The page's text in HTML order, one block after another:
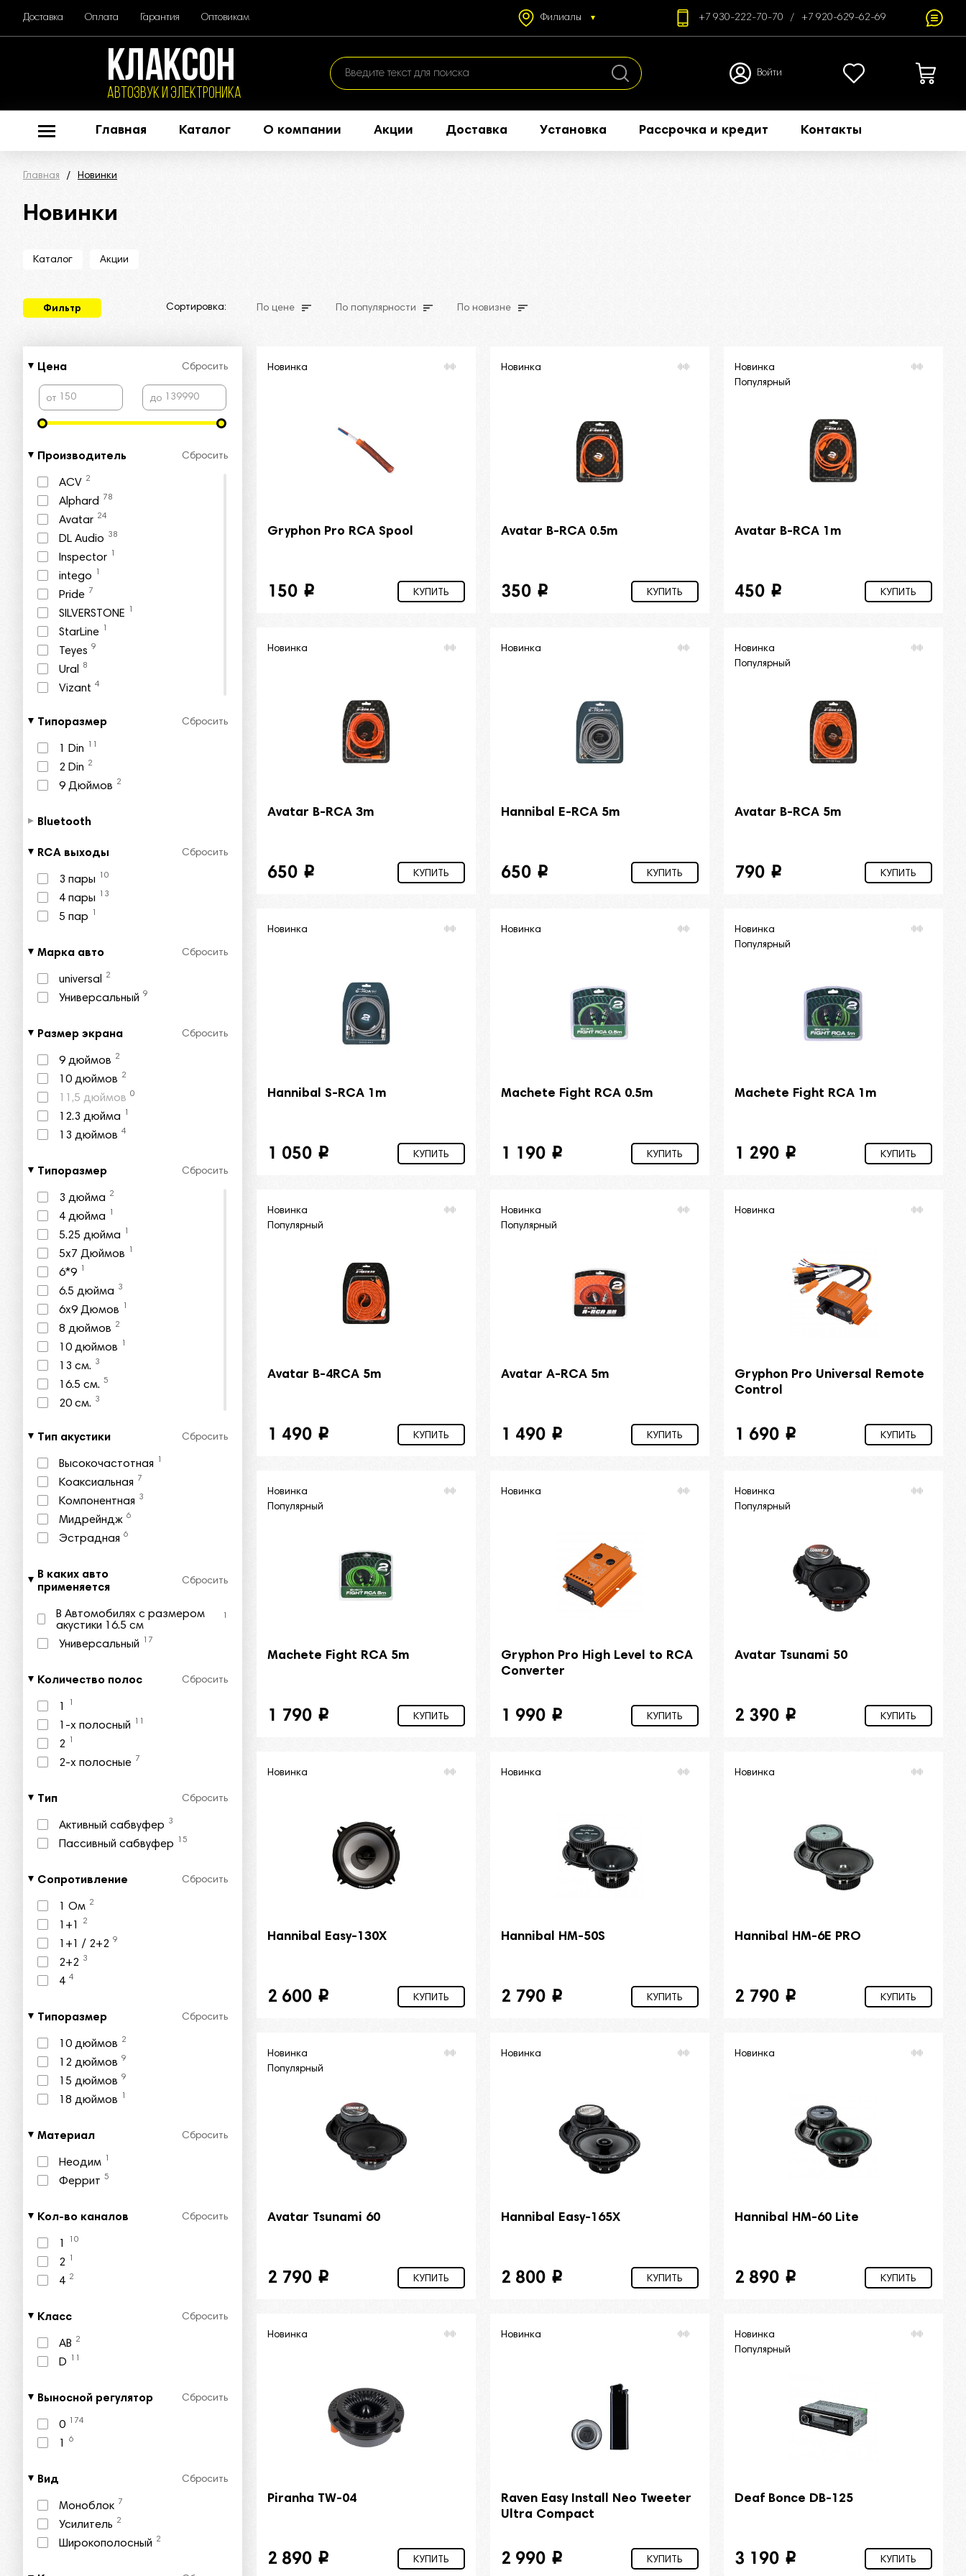
Доставка Оплата Гарантия Оптовикам Филиалы +7 930-222-70-70 +7 920-629-62-69
КЛАКСОН
АВТОЗВУК и ЭЛЕКТРОНИКА
Войти
Главная Каталог О компании Акции Доставка Установка Рассрочка и кредит Контакты
Главная Новинки
Новинки
Каталог Акции
Фильтр Сортировка: По цене По популярности По новизне
Цена Сбросить
от до
Производитель Сбросить
ACV 2
Alphard 78
Avatar 24
DL Audio 38
Inspector 1
intego 1
Pride 7
SILVERSTONE 1
StarLine 1
Teyes 9
Ural 8
Vizant 4
Типоразмер Сбросить
1 Din 11
2 Din 2
9 Дюймов 2
Bluetooth
RCA выходы Сбросить
3 пары 10
4 пары 13
5 пар 1
Марка авто Сбросить
universal 2
Универсальный 9
Размер экрана Сбросить
9 дюймов 2
10 дюймов 2
11,5 дюймов 0
12.3 дюйма 1
13 дюймов 4
Типоразмер Сбросить
3 дюйма 2
4 дюйма 1
5.25 дюйма 1
5x7 Дюймов 1
6*9 1
6.5 дюйма 3
6x9 Дюмов 1
8 дюймов 2
10 дюймов 1
13 см. 3
16.5 см. 5
20 см. 3
Тип акустики Сбросить
Высокочастотная 1
Коаксиальная 7
Компонентная 3
Мидрейндж 6
Эстрадная 6
В каких авто
применяется
Сбросить
В Автомобилях с размером
акустики 16.5 см
1
Универсальный 17
Количество полос Сбросить
1 1
1-х полосный 11
2 1
2-х полосные 7
Тип Сбросить
Активный сабвуфер 3
Пассивный сабвуфер 15
Сопротивление Сбросить
1 Ом 2
1+1 2
1+1 / 2+2 9
2+2 3
4 4
Типоразмер Сбросить
10 дюймов 2
12 дюймов 9
15 дюймов 9
18 дюймов 1
Материал Сбросить
Неодим 1
Феррит 5
Кол-во каналов Сбросить
1 10
2 1
4 2
Класс Сбросить
AB 2
D 11
Выносной регулятор Сбросить
0 174
1 6
Вид Сбросить
Моноблок 7
Усилитель 2
Широкополосный 2
Новинка
Gryphon Pro RCA Spool
150 i КУПИТЬ
Новинка
Avatar B-RCA 0.5m
350 i КУПИТЬ
Новинка
Популярный
Avatar B-RCA 1m
450 i КУПИТЬ
Новинка
Avatar B-RCA 3m
650 i КУПИТЬ
Новинка
Hannibal E-RCA 5m
650 i КУПИТЬ
Новинка
Популярный
Avatar B-RCA 5m
790 i КУПИТЬ
Новинка
Hannibal S-RCA 1m
1 050 i КУПИТЬ
Новинка
Machete Fight RCA 0.5m
1 190 i КУПИТЬ
Новинка
Популярный
Machete Fight RCA 1m
1 290 i КУПИТЬ
Новинка
Популярный
Avatar B-4RCA 5m
1 490 i КУПИТЬ
Новинка
Популярный
Avatar A-RCA 5m
1 490 i КУПИТЬ
Новинка
Gryphon Pro Universal Remote
Control
1 690 i КУПИТЬ
Новинка
Популярный
Machete Fight RCA 5m
1 790 i КУПИТЬ
Новинка
Gryphon Pro High Level to RCA
Converter
1 990 i КУПИТЬ
Новинка
Популярный
Avatar Tsunami 50
2 390 i КУПИТЬ
Новинка
Hannibal Easy-130X
2 600 i КУПИТЬ
Новинка
Hannibal HM-50S
2 790 i КУПИТЬ
Новинка
Hannibal HM-6E PRO
2 790 i КУПИТЬ
Новинка
Популярный
Avatar Tsunami 60
2 790 i КУПИТЬ
Новинка
Hannibal Easy-165X
2 800 i КУПИТЬ
Новинка
Hannibal HM-60 Lite
2 890 i КУПИТЬ
Новинка
Piranha TW-04
2 890 i КУПИТЬ
Новинка
Raven Easy Install Neo Tweeter
Ultra Compact
2 990 i КУПИТЬ
Новинка
Популярный
Deaf Bonce DB-125
3 190 i КУПИТЬ